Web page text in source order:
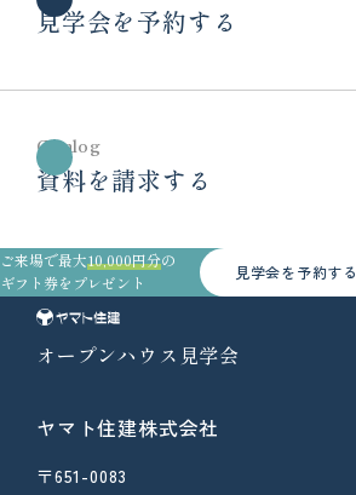
見学会を予約する
Catalog
資料を請求する
ご来場で最大10,000円分の
ギフト券をプレゼント
見学会を予約する
オープンハウス見学会
ヤマト住建株式会社
〒651-0083